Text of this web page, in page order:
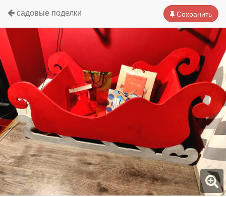
Сохранить
садовые поделки